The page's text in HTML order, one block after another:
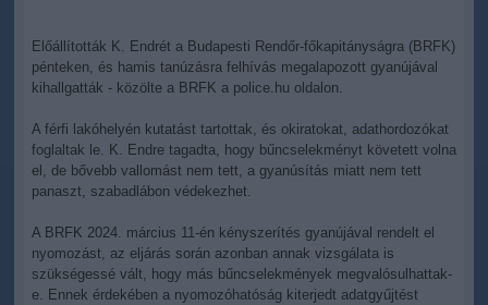
Előállították K. Endrét a Budapesti Rendőr-főkapitányságra (BRFK)
pénteken, és hamis tanúzásra felhívás megalapozott gyanújával
kihallgatták - közölte a BRFK a police.hu oldalon.
A férfi lakóhelyén kutatást tartottak, és okiratokat, adathordozókat
foglaltak le. K. Endre tagadta, hogy bűncselekményt követett volna
el, de bővebb vallomást nem tett, a gyanúsítás miatt nem tett
panaszt, szabadlábon védekezhet.
A BRFK 2024. március 11-én kényszerítés gyanújával rendelt el
nyomozást, az eljárás során azonban annak vizsgálata is
szükségessé vált, hogy más bűncselekmények megvalósulhattak-
e. Ennek érdekében a nyomozóhatóság kiterjedt adatgyűjtést